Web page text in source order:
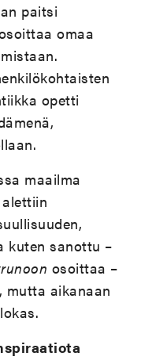
paitsi
omaa
opetti
maailma
kuten sanottu –
osoittaa –
mutta aikanaan